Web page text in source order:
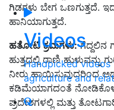
Videos
Handpicked
agriculture and
ಗಿಡಗಳು ಬೇಗ ಒಣಗುತ್ತದೆ.
ಹಾನಿಯಾಗುತ್ತದೆ.
ಹತೋಟಿ ಕ್ರಮಗಳು:ಗೆದ್ದಲಿನ
ಹುತ್ತದಲ್ಲಿ ರಾಣಿ
ನೀರು ಹಾಯಿಸುವುದರಿಂದ
ಕಡಿಮೆಯಾಗದಂತೆ
ಪ್ರದೇಶಗಳಲ್ಲಿ ಮತ್ತು